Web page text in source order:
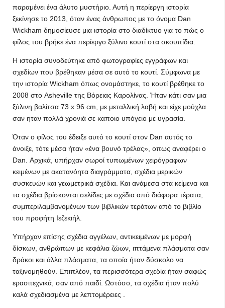
παραμένει ένα άλυτο μυστήριο. Αυτή η περίεργη ιστορία
ξεκίνησε το 2013, όταν ένας άνθρωπος με το όνομα Dan
Wickham δημοσίευσε μια ιστορία στο διαδίκτυο για το πώς ο
φίλος του βρήκε ένα περίεργο ξύλινο κουτί στα σκουπίδια.
Η ιστορία συνοδεύτηκε από φωτογραφίες εγγράφων και
σχεδίων που βρέθηκαν μέσα σε αυτό το κουτί. Σύμφωνα με
την ιστορία Wickham όπως ονομάστηκε, το κουτί βρέθηκε το
2008 στο Asheville της Βόρειας Καρολίνας. Ήταν κάτι σαν μια
ξύλινη βαλίτσα 73 x 96 cm, με μεταλλική λαβή και είχε μούχλα
σαν ηταν πολλά χρονιά σε καποιο υπόγειο με υγρασία.
Όταν ο φίλος του έδειξε αυτό το κουτί στον Dan αυτός το
άνοιξε, τότε μέσα ήταν «ένα βουνό τρέλας», οπως αναφέρει ο
Dan. Αρχικά, υπήρχαν σωροί τυπωμένων χειρόγραφων
κειμένων με ακατανόητα διαγράμματα, σχέδια μερικών
συσκευών και γεωμετρικά σχέδια. Και ανάμεσα στα κείμενα και
τα σχέδια βρίσκονται σελίδες με σχέδια από διάφορα τέρατα,
συμπεριλαμβανομένων των βιβλικών τεράτων από το βιβλίο
του προφήτη Ιεζεκιήλ.
Υπήρχαν επίσης σχέδια αγγέλων, αντικειμένων με μορφή
δίσκων, ανθρώπων με κεφάλια ζώων, ιπτάμενα πλάσματα σαν
δράκοι και άλλα πλάσματα, τα οποία ήταν δύσκολο να
ταξινομηθούν. Επιπλέον, τα περισσότερα σχεδία ήταν σαφώς
ερασιτεχνικά, σαν από παιδί. Ωστόσο, τα σχέδια ήταν πολύ
καλά σχεδιασμένα με λεπτομέρειες .